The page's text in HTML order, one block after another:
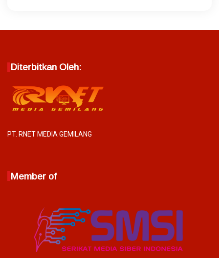
Diterbitkan Oleh:
PT. RNET MEDIA GEMILANG
Member of